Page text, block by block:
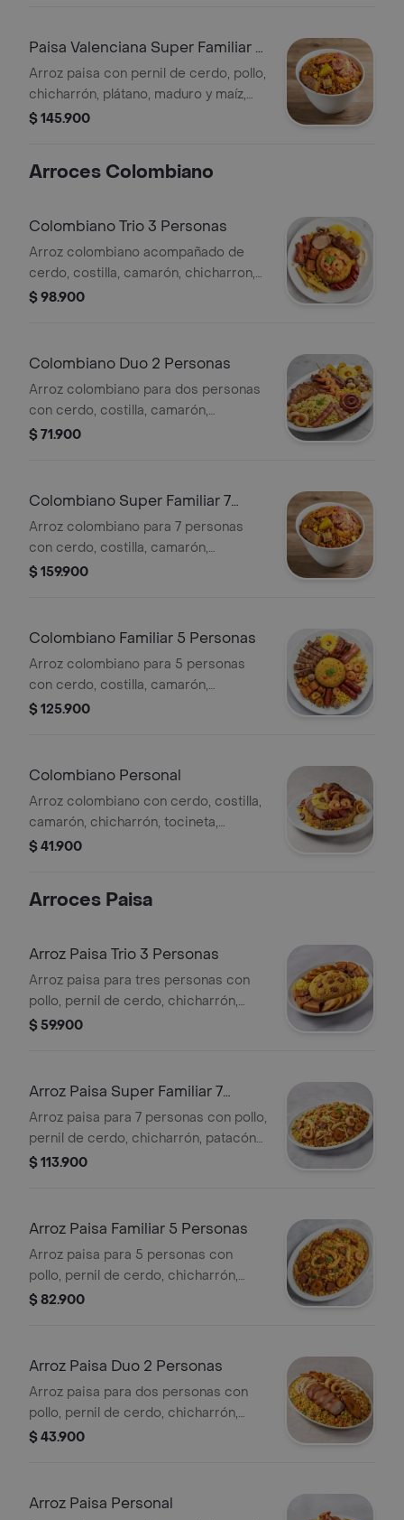
Paisa Valenciana Super Familiar 7
Personas
Arroz paisa con pernil de cerdo, pollo,
chicharrón, plátano, maduro y maíz,
para 7 personas.
$ 145.900
Arroces Colombiano
Colombiano Trio 3 Personas
Arroz colombiano acompañado de
cerdo, costilla, camarón, chicharron,
tocineta, chorizo, piña, champiñones,
$ 98.900
Colombiano Duo 2 Personas
Arroz colombiano para dos personas
con cerdo, costilla, camarón,
chicharrón, tocineta, chorizo, piña,
$ 71.900
Colombiano Super Familiar 7
Personas
Arroz colombiano para 7 personas
con cerdo, costilla, camarón,
chicharrón, tocineta, chorizo, piña,
$ 159.900
Colombiano Familiar 5 Personas
Arroz colombiano para 5 personas
con cerdo, costilla, camarón,
chicharrón, tocineta, chorizo, piña,
$ 125.900
Colombiano Personal
Arroz colombiano con cerdo, costilla,
camarón, chicharrón, tocineta,
chorizo, piña, champiñones, maíz,
$ 41.900
Arroces Paisa
Arroz Paisa Trio 3 Personas
Arroz paisa para tres personas con
pollo, pernil de cerdo, chicharrón,
patacón maduro y maíz tierno.
$ 59.900
Arroz Paisa Super Familiar 7
Personas
Arroz paisa para 7 personas con pollo,
pernil de cerdo, chicharrón, patacón
maduro y maíz.
$ 113.900
Arroz Paisa Familiar 5 Personas
Arroz paisa para 5 personas con
pollo, pernil de cerdo, chicharrón,
patacón maduro y maíz.
$ 82.900
Arroz Paisa Duo 2 Personas
Arroz paisa para dos personas con
pollo, pernil de cerdo, chicharrón,
patacón maduro, maicitos, arvejas y
$ 43.900
Arroz Paisa Personal